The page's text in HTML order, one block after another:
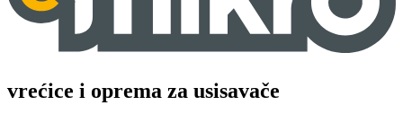
vrećice i oprema za usisavače